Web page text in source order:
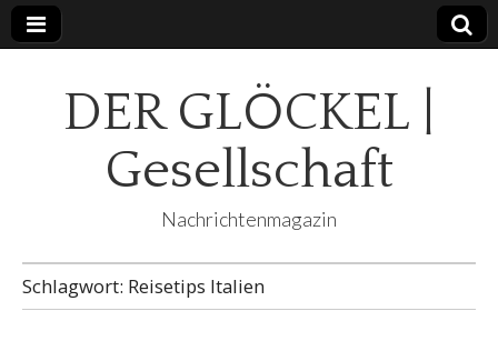
DER GLÖCKEL |
Gesellschaft
Nachrichtenmagazin
Schlagwort: Reisetips Italien